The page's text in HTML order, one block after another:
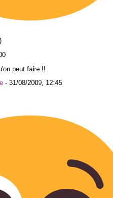
peut faire !!
- 31/08/2009, 12:45